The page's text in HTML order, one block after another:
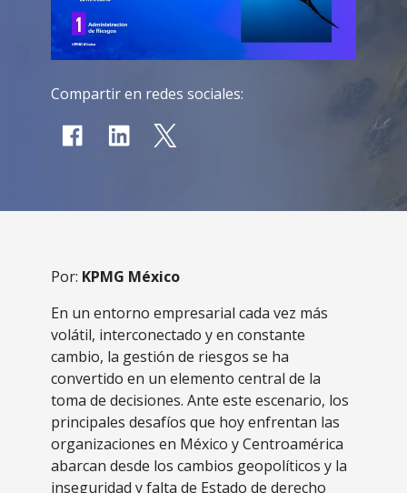
Compartir en redes sociales:
Por: KPMG México
En un entorno empresarial cada vez más
volátil, interconectado y en constante
cambio, la gestión de riesgos se ha
convertido en un elemento central de la
toma de decisiones. Ante este escenario, los
principales desafíos que hoy enfrentan las
organizaciones en México y Centroamérica
abarcan desde los cambios geopolíticos y la
inseguridad y falta de Estado de derecho